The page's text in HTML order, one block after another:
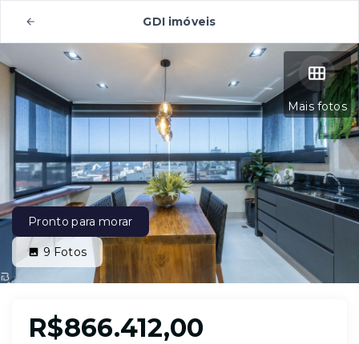
GDI imóveis
Mais fotos
Pronto para morar
9 Fotos
R$866.412,00